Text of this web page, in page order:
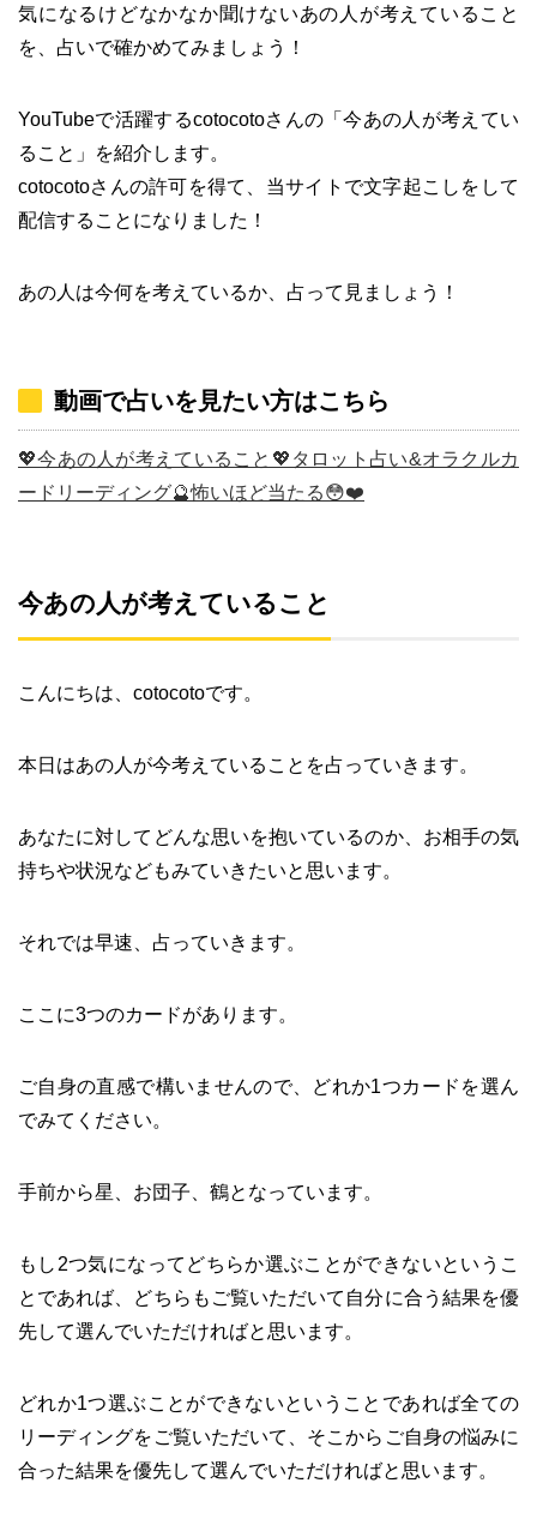
気になるけどなかなか聞けないあの人が考えていること
を、占いで確かめてみましょう！
YouTubeで活躍するcotocotoさんの「今あの人が考えてい
ること」を紹介します。
cotocotoさんの許可を得て、当サイトで文字起こしをして
配信することになりました！
あの人は今何を考えているか、占って見ましょう！
動画で占いを見たい方はこちら
💖今あの人が考えていること💖タロット占い&オラクルカ
ードリーディング🔮怖いほど当たる😳❤️
今あの人が考えていること
こんにちは、cotocotoです。
本日はあの人が今考えていることを占っていきます。
あなたに対してどんな思いを抱いているのか、お相手の気
持ちや状況などもみていきたいと思います。
それでは早速、占っていきます。
ここに3つのカードがあります。
ご自身の直感で構いませんので、どれか1つカードを選ん
でみてください。
手前から星、お団子、鶴となっています。
もし2つ気になってどちらか選ぶことができないというこ
とであれば、どちらもご覧いただいて自分に合う結果を優
先して選んでいただければと思います。
どれか1つ選ぶことができないということであれば全ての
リーディングをご覧いただいて、そこからご自身の悩みに
合った結果を優先して選んでいただければと思います。